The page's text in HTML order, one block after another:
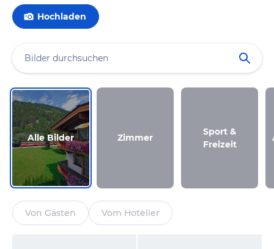
Hochladen
Alle Bilder Zimmer
Sport &
Freizeit
Von Gästen Vom Hotelier